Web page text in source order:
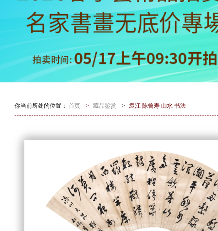
你当前所处的位置： 首页 > 藏品鉴赏 > 袁江 陈曾寿 山水 书法